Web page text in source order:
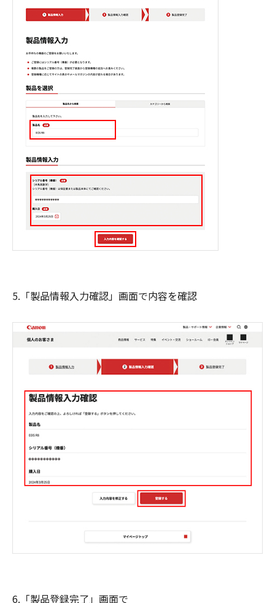
5.「製品情報入力確認」画面で内容を確認
6.「製品登録完了」画面で